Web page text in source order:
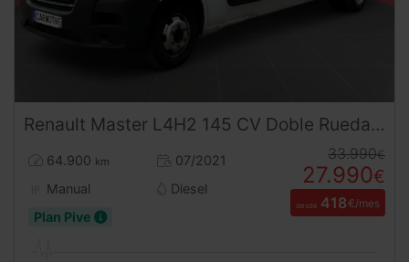
Renault Master L4H2 145 CV Doble Rueda trasera
64.900 km
07/2021
Manual
Diesel
Plan Pive
33.990€
27.990€
desde 418€/mes